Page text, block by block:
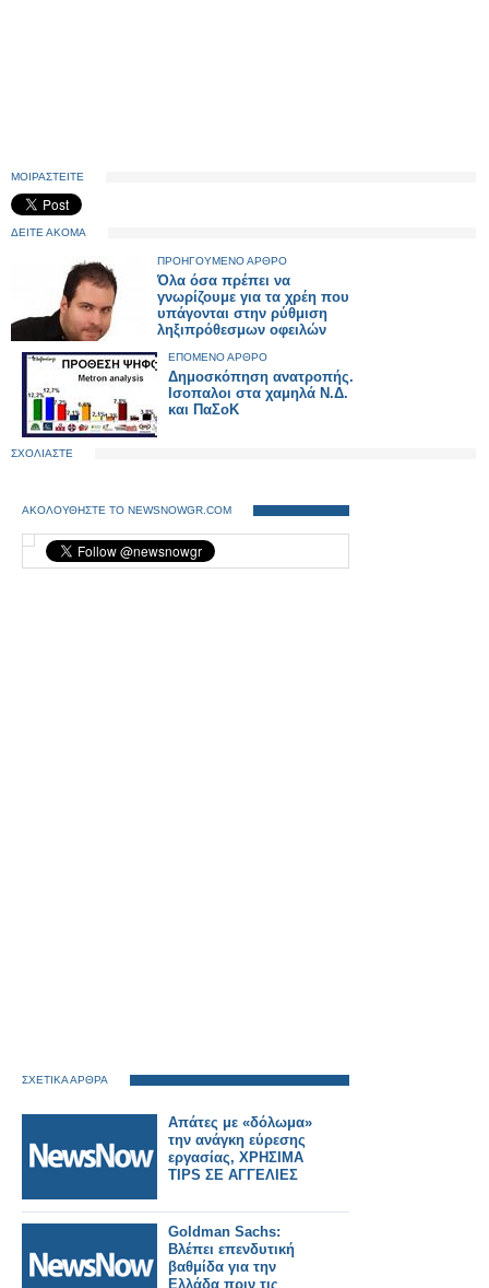
ΜΟΙΡΑΣΤΕΙΤΕ
ΔΕΙΤΕ ΑΚΟΜΑ
ΠΡΟΗΓΟΥΜΕΝΟ ΑΡΘΡΟ
Όλα όσα πρέπει να
γνωρίζουμε για τα χρέη που
υπάγονται στην ρύθμιση
ληξιπρόθεσμων οφειλών
ΕΠΟΜΕΝΟ ΑΡΘΡΟ
Δημοσκόπηση ανατροπής.
Ισοπαλοι στα χαμηλά Ν.Δ.
και ΠαΣοΚ
ΣΧΟΛΙΑΣΤΕ
ΑΚΟΛΟΥΘΗΣΤΕ ΤΟ NEWSNOWGR.COM
ΣΧΕΤΙΚΑ ΑΡΘΡΑ
Απάτες με «δόλωμα»
την ανάγκη εύρεσης
εργασίας, ΧΡΗΣΙΜΑ
TIPS ΣΕ ΑΓΓΕΛΙΕΣ
Goldman Sachs:
Βλέπει επενδυτική
βαθμίδα για την
Ελλάδα πριν τις